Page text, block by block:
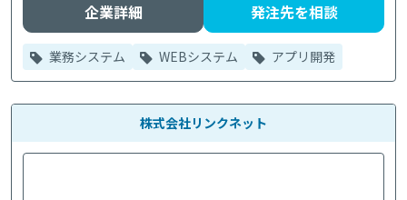
企業詳細 発注先を相談
業務システム WEBシステム アプリ開発
株式会社リンクネット